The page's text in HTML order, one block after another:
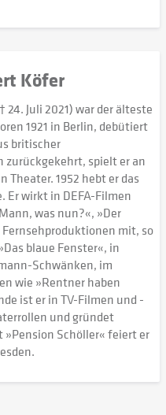
Köfer
24. Juli 2021) war der älteste
1921 in Berlin, debütiert
britischer
zurückgekehrt, spielt er an
Theater. 1952 hebt er das
Er wirkt in DEFA-Filmen
was nun?«, »Der
mit, so
blaue Fenster«, in
Schwänken, im
wie »Rentner haben
ist er in TV-Filmen und -
und gründet
Schöller« feiert er